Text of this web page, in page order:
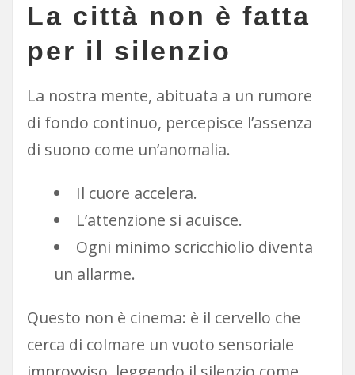
La città non è fatta
per il silenzio
La nostra mente, abituata a un rumore
di fondo continuo, percepisce l’assenza
di suono come un’anomalia.
Il cuore accelera.
L’attenzione si acuisce.
Ogni minimo scricchiolio diventa
un allarme.
Questo non è cinema: è il cervello che
cerca di colmare un vuoto sensoriale